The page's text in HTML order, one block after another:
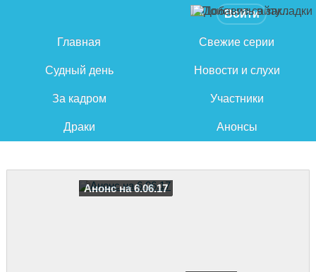
Войти
Главная Свежие серии
Судный день Новости и слухи
За кадром Участники
Драки Анонсы
Анонс на 6.06.17